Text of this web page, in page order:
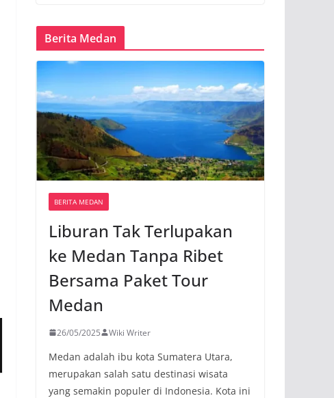
Berita Medan
BERITA MEDAN
Liburan Tak Terlupakan
ke Medan Tanpa Ribet
Bersama Paket Tour
Medan
26/05/2025 Wiki Writer
Medan adalah ibu kota Sumatera Utara,
merupakan salah satu destinasi wisata
yang semakin populer di Indonesia. Kota ini